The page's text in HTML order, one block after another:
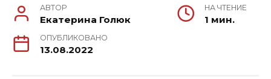
АВТОР
Екатерина Голюк
НА ЧТЕНИЕ
1 мин.
ОПУБЛИКОВАНО
13.08.2022